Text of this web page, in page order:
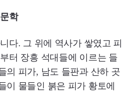
학
다. 그 위에 역사가 쌓였고 피
터 장흥 석대들에 이르는 들
의 피가, 남도 들판과 산하 곳
이 물들인 붉은 피가 황토에